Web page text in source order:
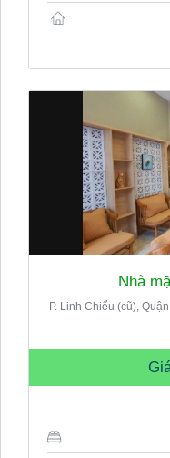
Nhà
P. Linh Chiểu (cũ),